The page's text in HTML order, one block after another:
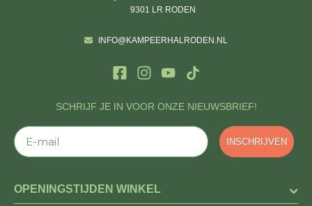
SCHRIJF JE IN VOOR ONZE NIEUWSBRIEF!
E-mail
INSCHRIJVEN
9301 LR RODEN
INFO@KAMPEERHALRODEN.NL
OPENINGSTIJDEN WINKEL